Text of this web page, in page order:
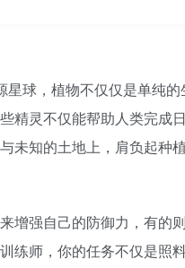
星球，植物不仅仅是单纯
精灵不仅能帮助人类完成
未知的土地上，肩负起种
增强自己的防御力，有的
练师，你的任务不仅是照